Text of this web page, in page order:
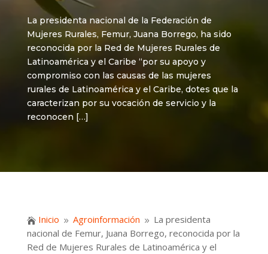
La presidenta nacional de la Federación de
Mujeres Rurales, Femur, Juana Borrego, ha sido
reconocida por la Red de Mujeres Rurales de
Latinoamérica y el Caribe “por su apoyo y
compromiso con las causas de las mujeres
rurales de Latinoamérica y el Caribe, dotes que la
caracterizan por su vocación de servicio y la
reconocen […]
 Inicio 9 Agroinformación 9 La presidenta
nacional de Femur, Juana Borrego, reconocida por la
Red de Mujeres Rurales de Latinoamérica y el